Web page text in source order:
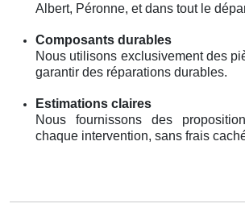
Albert, Péronne, et dans tout le
Composants durables
Nous utilisons exclusivement des
garantir des réparations durables.
Estimations claires
Nous fournissons des
chaque intervention, sans frais